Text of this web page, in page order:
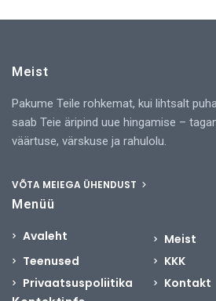
Meist
Pakume Teile rohkemat, kui lihtsalt
saab Teie äripind uue hingamise –
väärtuse, värskuse ja rahulolu.
VÕTA MEIEGA ÜHENDUST
Menüü
Avaleht
Meist
Teenused
KKK
Privaatsuspoliitika
Kontakt